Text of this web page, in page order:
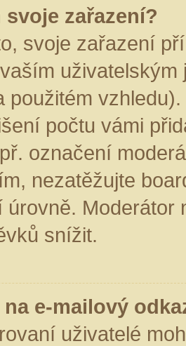
zařazení?
svoje zařazení
použitém
počtu vámi
označení
nezatěžujte
úrovně. Moderátor
snížit.
e-mailový
uživatelé